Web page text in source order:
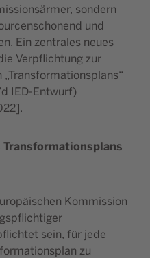
sondern
und
Ein zentrales neues
Verpflichtung zur
IED-Entwurf)
Kommission
sein, für jede
zu